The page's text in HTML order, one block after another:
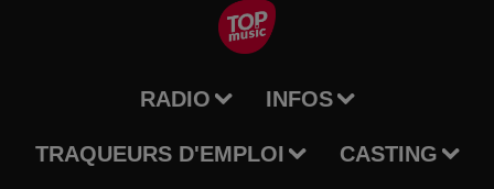
RADIO INFOS
TRAQUEURS D'EMPLOI CASTING